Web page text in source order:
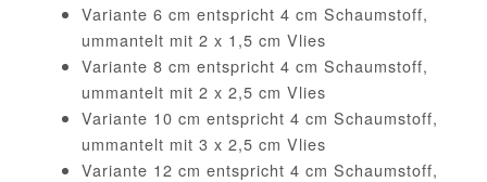
Variante 6 cm entspricht 4 cm Schaumstoff,
ummantelt mit 2 x 1,5 cm Vlies
Variante 8 cm entspricht 4 cm Schaumstoff,
ummantelt mit 2 x 2,5 cm Vlies
Variante 10 cm entspricht 4 cm Schaumstoff,
ummantelt mit 3 x 2,5 cm Vlies
Variante 12 cm entspricht 4 cm Schaumstoff,